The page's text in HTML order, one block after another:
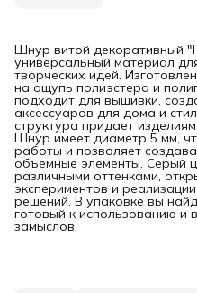
Шнур витой декоративный
универсальный материал
творческих идей.
на ощупь полиэстера и
подходит для вышивки,
аксессуаров для дома и
структура придает
Шнур имеет диаметр 5 мм,
работы и позволяет
объемные элементы. Серый
различными оттенками,
экспериментов и
решений. В упаковке вы
готовый к использованию и
замыслов.